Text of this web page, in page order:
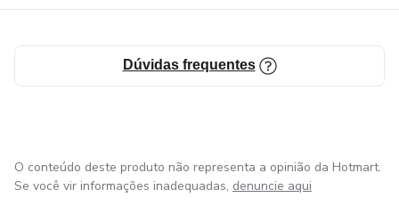
Dúvidas frequentes
O conteúdo deste produto não representa a opinião da Hotmart.
Se você vir informações inadequadas, denuncie aqui